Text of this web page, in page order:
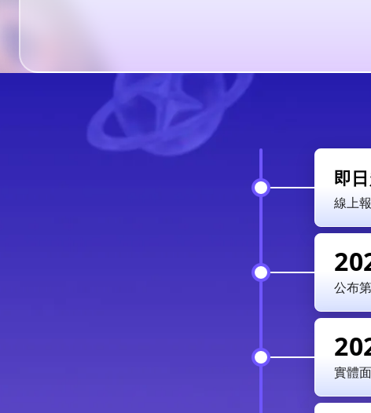
即
線上
公布
實體